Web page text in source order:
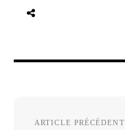
ARTICLE PRÉCÉDENT